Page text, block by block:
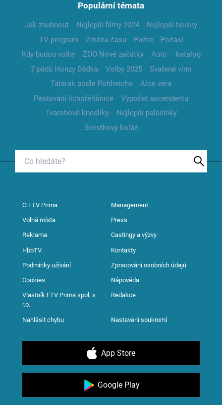
Populární témata
Jak zhubnout Nejlepší filmy 2024
Nejlepší horory
TV program
Změna času Partie
Počasí
Kdy budou volby
ZOO Nové začátky
Auto – katalog
7 pádů Honzy Dědka
Volby 2025
Svařené víno
Tatarák podle Pohlreicha
Aloe vera
Pěstování lichořeřišnice
Výpočet ascendentu
Tvarohové knedlíky
Nejlepší palačinky
Švestkový koláč
O FTV Prima Management
Volná místa Press
Reklama Castingy a výzvy
HbbTV Kontakty
Podmínky užívání Zpracování osobních údajů
Cookies Nápověda
Vlastník FTV Prima spol. s
r.o.
Redakce
Nahlásit chybu Nastavení soukromí
App Store
Google Play